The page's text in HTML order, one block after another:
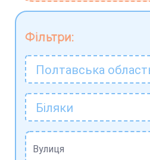
Фільтри:
Полтавська
Біляки
Вулиця